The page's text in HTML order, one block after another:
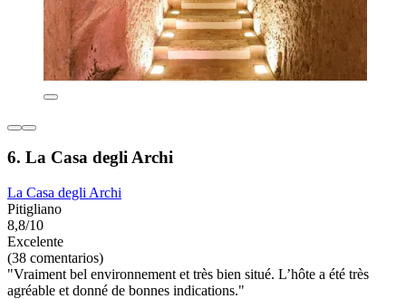
6. La Casa degli Archi
La Casa degli Archi
Pitigliano
8,8/10
Excelente
(38 comentarios)
"Vraiment bel environnement et très bien situé. L’hôte a été très
agréable et donné de bonnes indications."